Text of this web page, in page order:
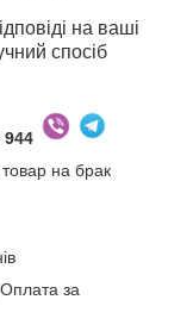
на ваші
спосіб
944
на брак
за